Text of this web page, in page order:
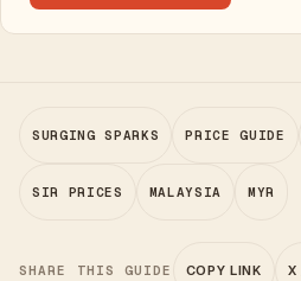
SURGING SPARKS PRICE GUIDE
SIR PRICES MALAYSIA MYR
SHARE THIS GUIDE COPY LINK X